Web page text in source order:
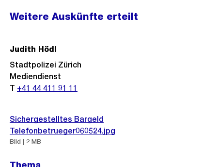
Weitere
Informationen
Weitere Auskünfte erteilt
Judith Hödl
Stadtpolizei Zürich
Mediendienst
T +41 44 411 91 11
Sichergestelltes Bargeld
Telefonbetrueger060524.jpg
Bild | 2 MB
Thema